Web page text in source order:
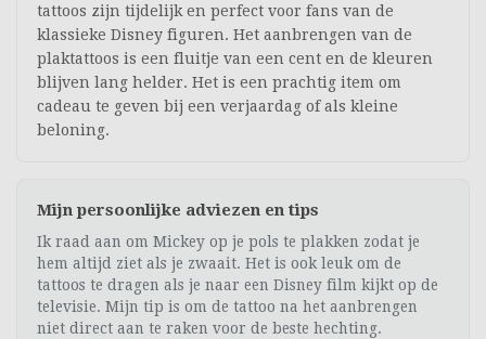
tattoos zijn tijdelijk en perfect voor fans van de
klassieke Disney figuren. Het aanbrengen van de
plaktattoos is een fluitje van een cent en de kleuren
blijven lang helder. Het is een prachtig item om
cadeau te geven bij een verjaardag of als kleine
beloning.
Mijn persoonlijke adviezen en tips
Ik raad aan om Mickey op je pols te plakken zodat je
hem altijd ziet als je zwaait. Het is ook leuk om de
tattoos te dragen als je naar een Disney film kijkt op de
televisie. Mijn tip is om de tattoo na het aanbrengen
niet direct aan te raken voor de beste hechting.